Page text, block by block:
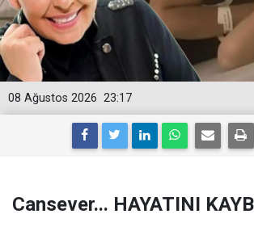
23:17
08 Ağustos 2026
Cansever... HAYATINI